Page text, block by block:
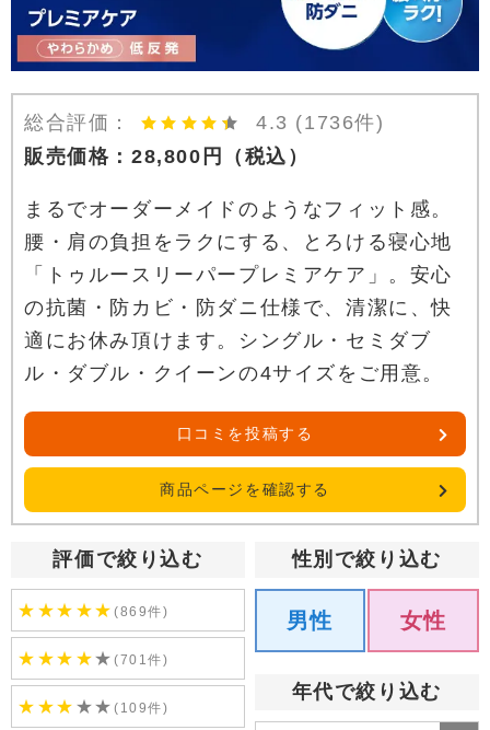
総合評価： 4.3 (1736件)
販売価格： 28,800 円 （税込）
まるでオーダーメイドのようなフィット感。
腰・肩の負担をラクにする、とろける寝心地
「トゥルースリーパープレミアケア」。安心
の抗菌・防カビ・防ダニ仕様で、清潔に、快
適にお休み頂けます。シングル・セミダブ
ル・ダブル・クイーンの4サイズをご用意。
口コミを投稿する
商品ページを確認する
評価で絞り込む
★ ★★ ★★(869件)
★ ★★ ★★(701件)
★ ★★ ★★(109件)
性別で絞り込む
男性 女性
年代で絞り込む